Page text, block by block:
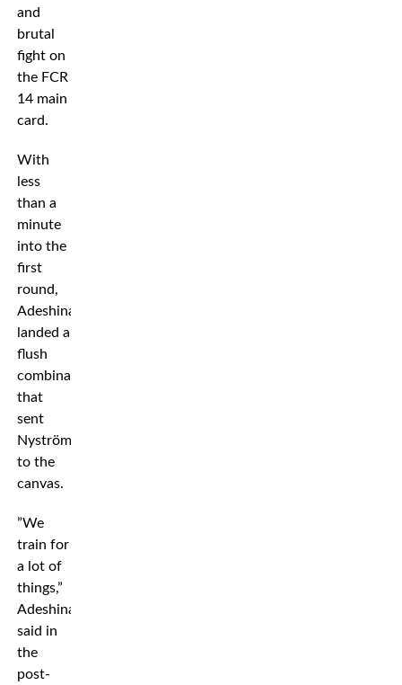
and
brutal
fight on
the FCR
14 main
card.
With
less
than a
minute
into the
first
round,
Adeshina
landed a
flush
combination
that
sent
Nyström
to the
canvas.
”We
train for
a lot of
things,”
Adeshina
said in
the
post-